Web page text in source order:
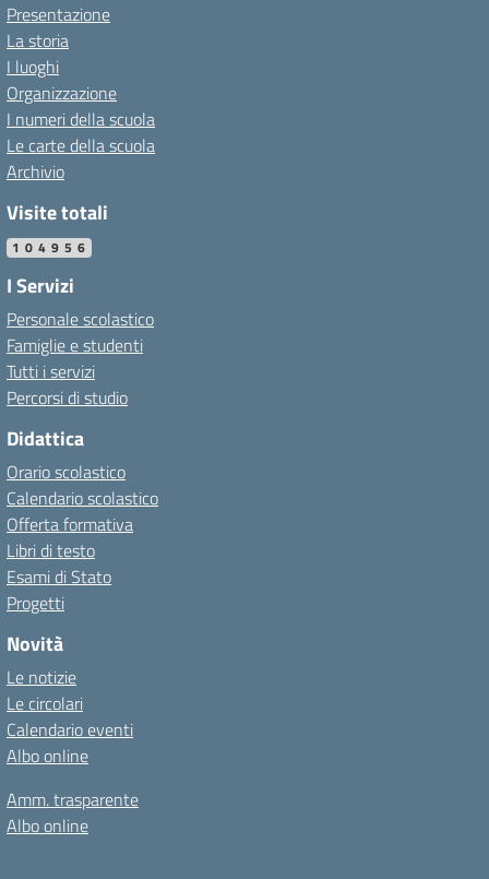
Presentazione
La storia
I luoghi
Organizzazione
I numeri della scuola
Le carte della scuola
Archivio
Visite totali
104956
I Servizi
Personale scolastico
Famiglie e studenti
Tutti i servizi
Percorsi di studio
Didattica
Orario scolastico
Calendario scolastico
Offerta formativa
Libri di testo
Esami di Stato
Progetti
Novità
Le notizie
Le circolari
Calendario eventi
Albo online
Amm. trasparente
Albo online